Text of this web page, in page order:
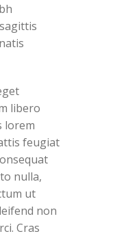
libero
lorem
feugiat
nulla,
ut
non
Cras